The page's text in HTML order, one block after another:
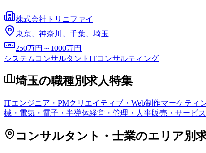
株式会社トリニファイ
東京、神奈川、千葉、埼玉
250万円～1000万円
システムコンサルタント ITコンサルティング
埼玉の職種別求人特集
ITエンジニア・PMクリエイティブ・Web制作マーケティ
械・電気・電子・半導体経営・管理・人事販売・サービス
コンサルタント・士業のエリア別